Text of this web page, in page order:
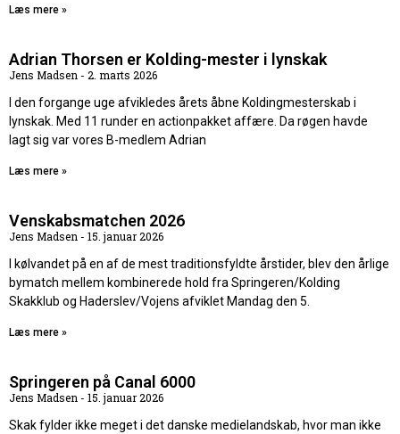
Læs mere »
Adrian Thorsen er Kolding-mester i lynskak
Jens Madsen
2. marts 2026
I den forgange uge afvikledes årets åbne Koldingmesterskab i
lynskak. Med 11 runder en actionpakket affære. Da røgen havde
lagt sig var vores B-medlem Adrian
Læs mere »
Venskabsmatchen 2026
Jens Madsen
15. januar 2026
I kølvandet på en af de mest traditionsfyldte årstider, blev den årlige
bymatch mellem kombinerede hold fra Springeren/Kolding
Skakklub og Haderslev/Vojens afviklet Mandag den 5.
Læs mere »
Springeren på Canal 6000
Jens Madsen
15. januar 2026
Skak fylder ikke meget i det danske medielandskab, hvor man ikke